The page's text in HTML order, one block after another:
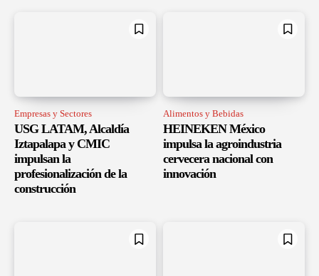
Empresas y Sectores
USG LATAM, Alcaldía
Iztapalapa y CMIC
impulsan la
profesionalización de la
construcción
Alimentos y Bebidas
HEINEKEN México
impulsa la agroindustria
cervecera nacional con
innovación